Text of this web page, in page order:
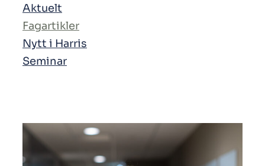
Aktuelt
Fagartikler
Nytt i Harris
Seminar